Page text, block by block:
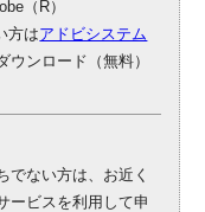
（R）
方はアドビシステム
ウンロード（無料）
でない方は、お近く
ービスを利用して申